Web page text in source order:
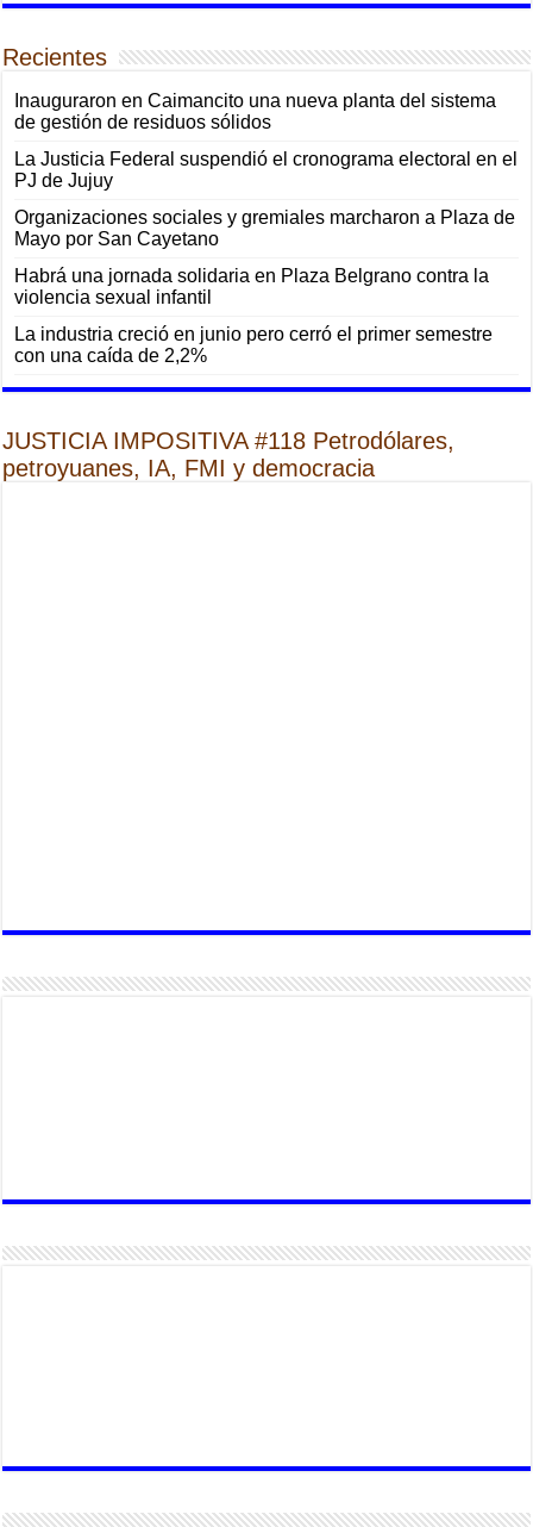
Recientes
Inauguraron en Caimancito una nueva planta del sistema
de gestión de residuos sólidos
La Justicia Federal suspendió el cronograma electoral en el
PJ de Jujuy
Organizaciones sociales y gremiales marcharon a Plaza de
Mayo por San Cayetano
Habrá una jornada solidaria en Plaza Belgrano contra la
violencia sexual infantil
La industria creció en junio pero cerró el primer semestre
con una caída de 2,2%
JUSTICIA IMPOSITIVA #118 Petrodólares,
petroyuanes, IA, FMI y democracia